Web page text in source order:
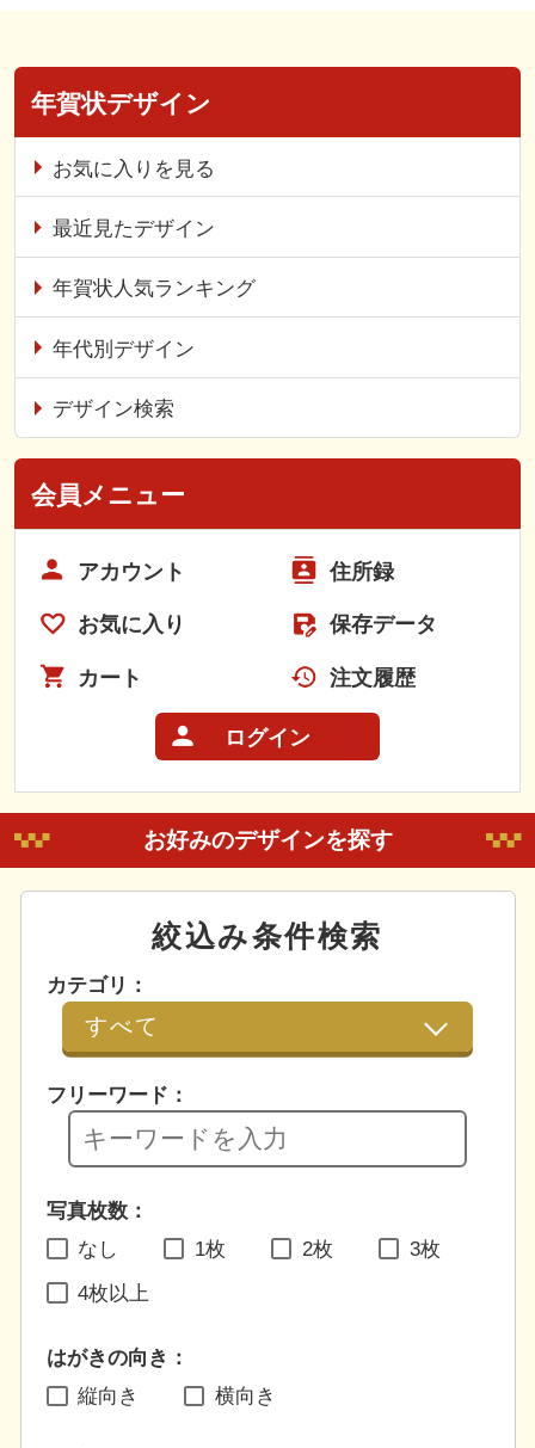
年賀状デザイン
お気に入りを見る
最近見たデザイン
年賀状人気ランキング
年代別デザイン
デザイン検索
会員メニュー
アカウント 住所録
お気に入り 保存データ
カート 注文履歴
ログイン
お好みのデザインを探す
絞込み条件検索
カテゴリ：
フリーワード：
写真枚数：
なし
1枚 2枚 3枚
4枚以上
はがきの向き：
縦向き
横向き